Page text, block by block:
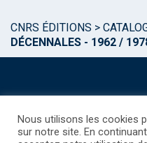
CNRS ÉDITIONS >
DÉCENNALES - 1962 /
Nous utilisons les cookies
sur notre site. En